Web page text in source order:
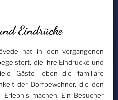
Eindrücke
hat in den vergangenen
die ihre Eindrücke und
Gäste loben die familiäre
der Dorfbewohner, die den
machen. Ein Besucher